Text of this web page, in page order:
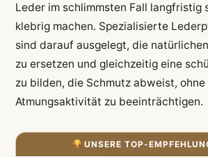
Leder im schlimmsten Fall langfristig
klebrig machen. Spezialisierte
sind darauf ausgelegt, die
zu ersetzen und gleichzeitig eine
zu bilden, die Schmutz abweist, ohne
Atmungsaktivität zu beeinträchtigen.
UNSERE TOP-